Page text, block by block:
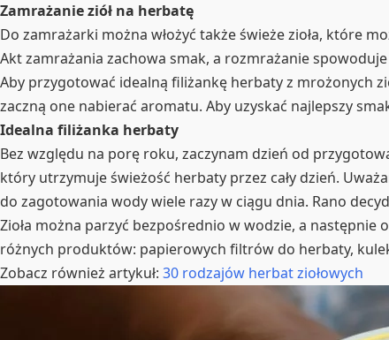
Zamrażanie ziół na herbatę
Do zamrażarki można włożyć także świeże zioła, które
Akt zamrażania zachowa smak, a rozmrażanie
Aby przygotować idealną filiżankę herbaty z mrożonych
zaczną one nabierać aromatu. Aby uzyskać najlepszy
Idealna filiżanka herbaty
Bez względu na porę roku, zaczynam dzień od
który utrzymuje świeżość herbaty przez cały dzień.
do zagotowania wody wiele razy w ciągu dnia. Rano
Zioła można parzyć bezpośrednio w wodzie, a
różnych produktów: papierowych filtrów do herbaty,
Zobacz również artykuł: 30 rodzajów herbat ziołowych